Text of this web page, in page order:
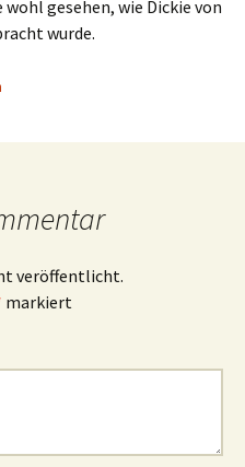
wohl gesehen, wie Dickie von
wurde.
veröffentlicht.
markiert